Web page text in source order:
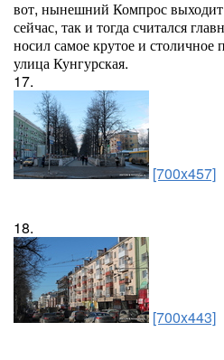
вот, нынешний Компрос выходит
сейчас, так и тогда считался
носил самое крутое и столичное
улица Кунгурская.
17.
[700x457]
18.
[700x443]